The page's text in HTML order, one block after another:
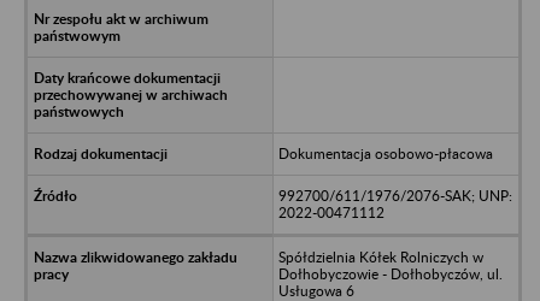
Dokumentacja osobowo-płacowa
992700/611/1976/2076-SAK; UNP:
2022-00471112
Spółdzielnia Kółek Rolniczych w
Dołhobyczowie - Dołhobyczów, ul.
Usługowa 6